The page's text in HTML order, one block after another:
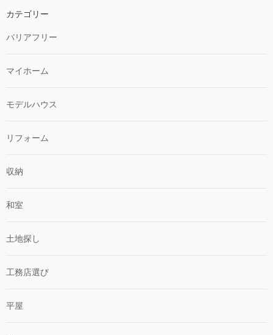
カテゴリー
バリアフリー
マイホーム
モデルハウス
リフォーム
収納
和室
土地探し
工務店選び
平屋